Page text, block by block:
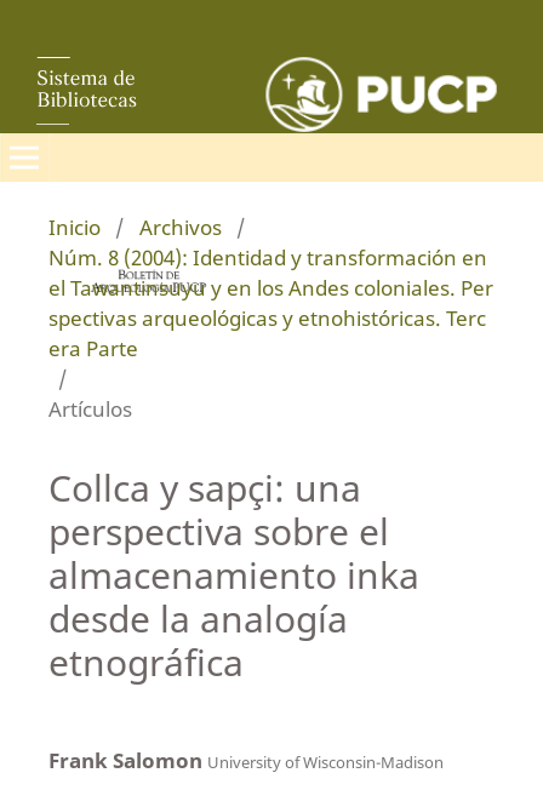
Inicio / Archivos /
Núm. 8 (2004): Identidad y transformación en
el Tawantinsuyu y en los Andes coloniales. Per
spectivas arqueológicas y etnohistóricas. Terc
era Parte
/
Artículos
Collca y sapçi: una
perspectiva sobre el
almacenamiento inka
desde la analogía
etnográfica
Frank Salomon University of Wisconsin-Madison